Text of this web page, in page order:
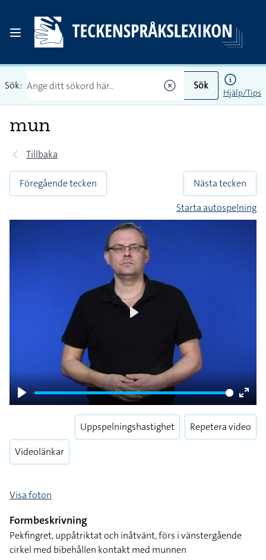
Sök: Sök
Hjälp/Tips
mun
Tillbaka
Föregående tecken
Nästa tecken
Starta autospelning
Play
Enter
Videolänkar
Uppspelningshastighet Repetera video
Visa foton
Formbeskrivning
Pekfingret, uppåtriktat och inåtvänt, förs i vänstergående
cirkel med bibehållen kontakt med munnen